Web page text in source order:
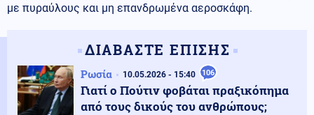
με πυραύλους και μη επανδρωμένα αεροσκάφη.
ΔΙΑΒΑΣΤΕ ΕΠΙΣΗΣ
Ρωσία 10.05.2026 - 15:40 106
Γιατί ο Πούτιν φοβάται πραξικόπημα
από τους δικούς του ανθρώπους;